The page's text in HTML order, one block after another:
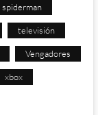
spiderman
televisión
Vengadores
xbox